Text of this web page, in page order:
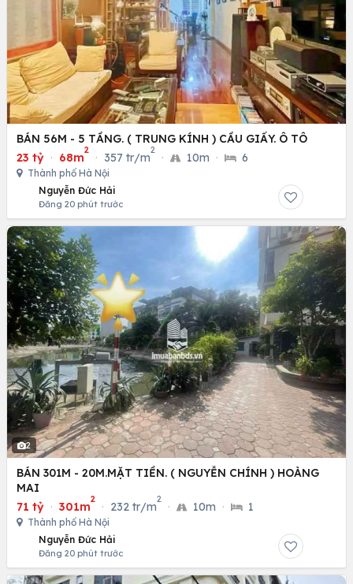
BÁN 56M - 5 TẦNG. ( TRUNG KÍNH ) CẦU GIẤY. Ô TÔ
23 tỷ · 68m
2
· 357 tr/m
2
· 10m · 6
Thành phố Hà Nội
Nguyễn Đức Hải
Đăng 20 phút trước
2
BÁN 301M - 20M.MẶT TIỀN. ( NGUYỄN CHÍNH ) HOÀNG
MAI
71 tỷ · 301m
2
· 232 tr/m
2
· 10m · 1
Thành phố Hà Nội
Nguyễn Đức Hải
Đăng 20 phút trước